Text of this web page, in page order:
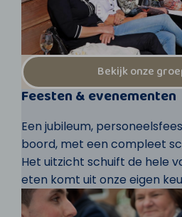
Bekijk onze
Feesten & evenementen
Een jubileum,
boord, met een compleet
Het uitzicht schuift de hele
eten komt uit onze eigen